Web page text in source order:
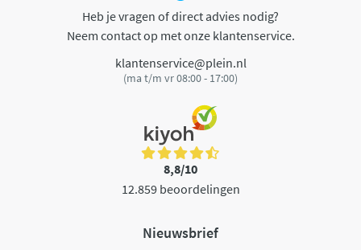
Heb je vragen of direct advies nodig?
Neem contact op met onze klantenservice.
klantenservice@plein.nl
(ma t/m vr 08:00 - 17:00)
8,8/10
12.859 beoordelingen
Nieuwsbrief